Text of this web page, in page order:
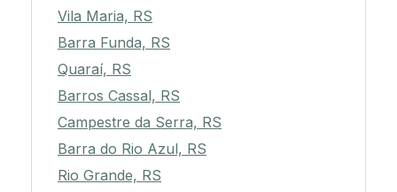
Vila Maria, RS
Barra Funda, RS
Quaraí, RS
Barros Cassal, RS
Campestre da Serra, RS
Barra do Rio Azul, RS
Rio Grande, RS